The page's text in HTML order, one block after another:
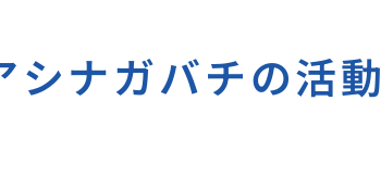
シナガバチの活